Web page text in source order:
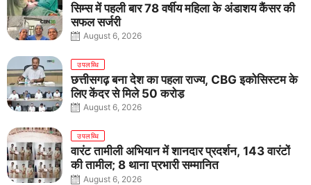
सिम्स में पहली बार 78 वर्षीय महिला के अंडाशय कैंसर की
सफल सर्जरी
August 6, 2026
उपलब्धि
छत्तीसगढ़ बना देश का पहला राज्य, CBG इकोसिस्टम के
लिए केंद्र से मिले 50 करोड़
August 6, 2026
उपलब्धि
वारंट तामीली अभियान में शानदार प्रदर्शन, 143 वारंटों
की तामील; 8 थाना प्रभारी सम्मानित
August 6, 2026